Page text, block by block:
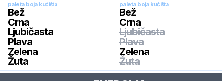
paleta boja kućišta
Bež
Crna
Ljubičasta
Plava
Zelena
Žuta
paleta boja kućišta
Bež
Crna
Ljubičasta
Plava
Zelena
Žuta